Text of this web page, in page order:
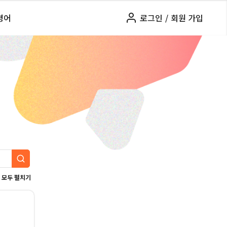
어 로그인 / 회원 가입
모두 펼치기